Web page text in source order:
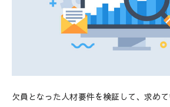
欠員となった人材要件を検証して、求め